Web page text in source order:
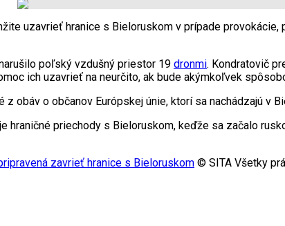
uzavrieť hranice s Bieloruskom v prípade
poľský vzdušný priestor 19 dronmi. Kondratovič
ich uzavrieť na neurčito, ak bude akýmkoľvek
obáv o občanov Európskej únie, ktorí sa nachádzajú v
hraničné priechody s Bieloruskom, keďže sa začalo
zavrieť hranice s Bieloruskom © SITA Všetky